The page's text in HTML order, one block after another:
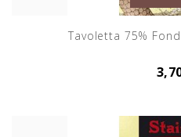
Tavoletta 75%